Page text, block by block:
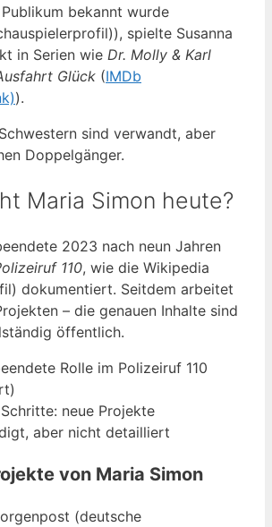
bekannt wurde
spielte Susanna
in Serien wie Dr. Molly & Karl
Glück (IMDb
).
sind verwandt, aber
Doppelgänger.
Maria Simon heute?
2023 nach neun Jahren
110, wie die Wikipedia
dokumentiert. Seitdem arbeitet
– die genauen Inhalte sind
öffentlich.
Rolle im Polizeiruf 110
neue Projekte
aber nicht detailliert
von Maria Simon
(deutsche